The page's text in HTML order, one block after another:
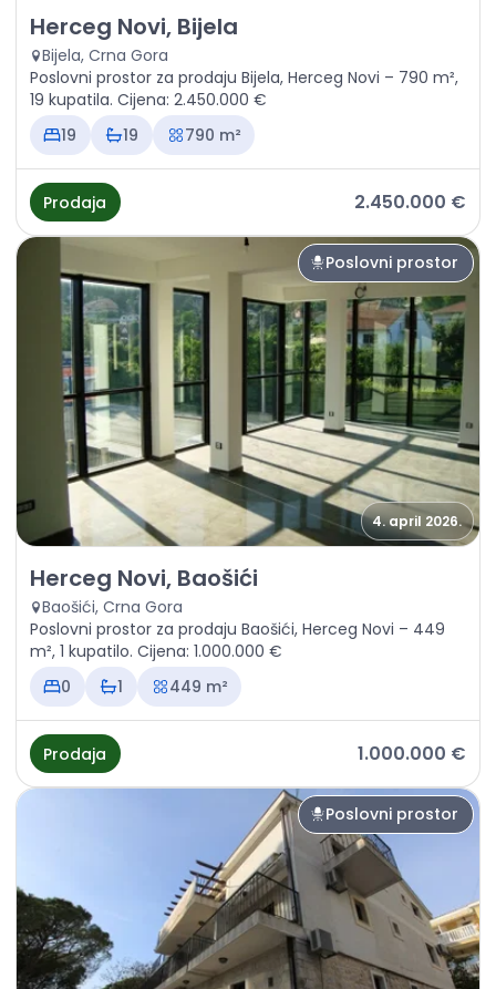
Prodaja - Poslovni prostor Herceg Novi, Bijela
Herceg Novi, Bijela
Bijela, Crna Gora
Poslovni prostor za prodaju Bijela, Herceg Novi – 790 m²,
19 kupatila. Cijena: 2.450.000 €
19
19 790 m²
Prodaja 2.450.000 €
Poslovni prostor
4. april 2026.
Prodaja - Poslovni prostor Herceg Novi, Baošići
Herceg Novi, Baošići
Baošići, Crna Gora
Poslovni prostor za prodaju Baošići, Herceg Novi – 449
m², 1 kupatilo. Cijena: 1.000.000 €
0
1 449 m²
Prodaja 1.000.000 €
Poslovni prostor